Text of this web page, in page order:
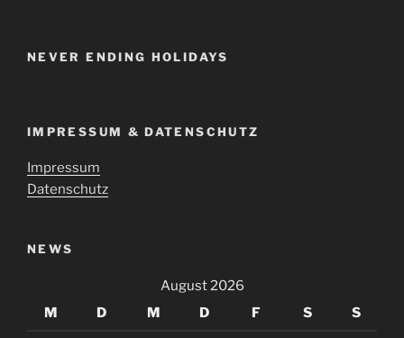
NEVER ENDING HOLIDAYS
IMPRESSUM & DATENSCHUTZ
Impressum
Datenschutz
NEWS
August 2026
M
D M D F S S